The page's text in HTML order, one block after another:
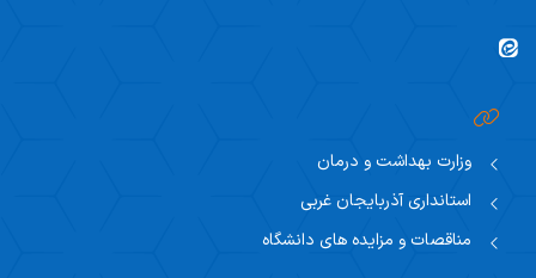
وزارت بهداشت و درمان
استانداری آذربایجان غربی
مناقصات و مزایده های دانشگاه